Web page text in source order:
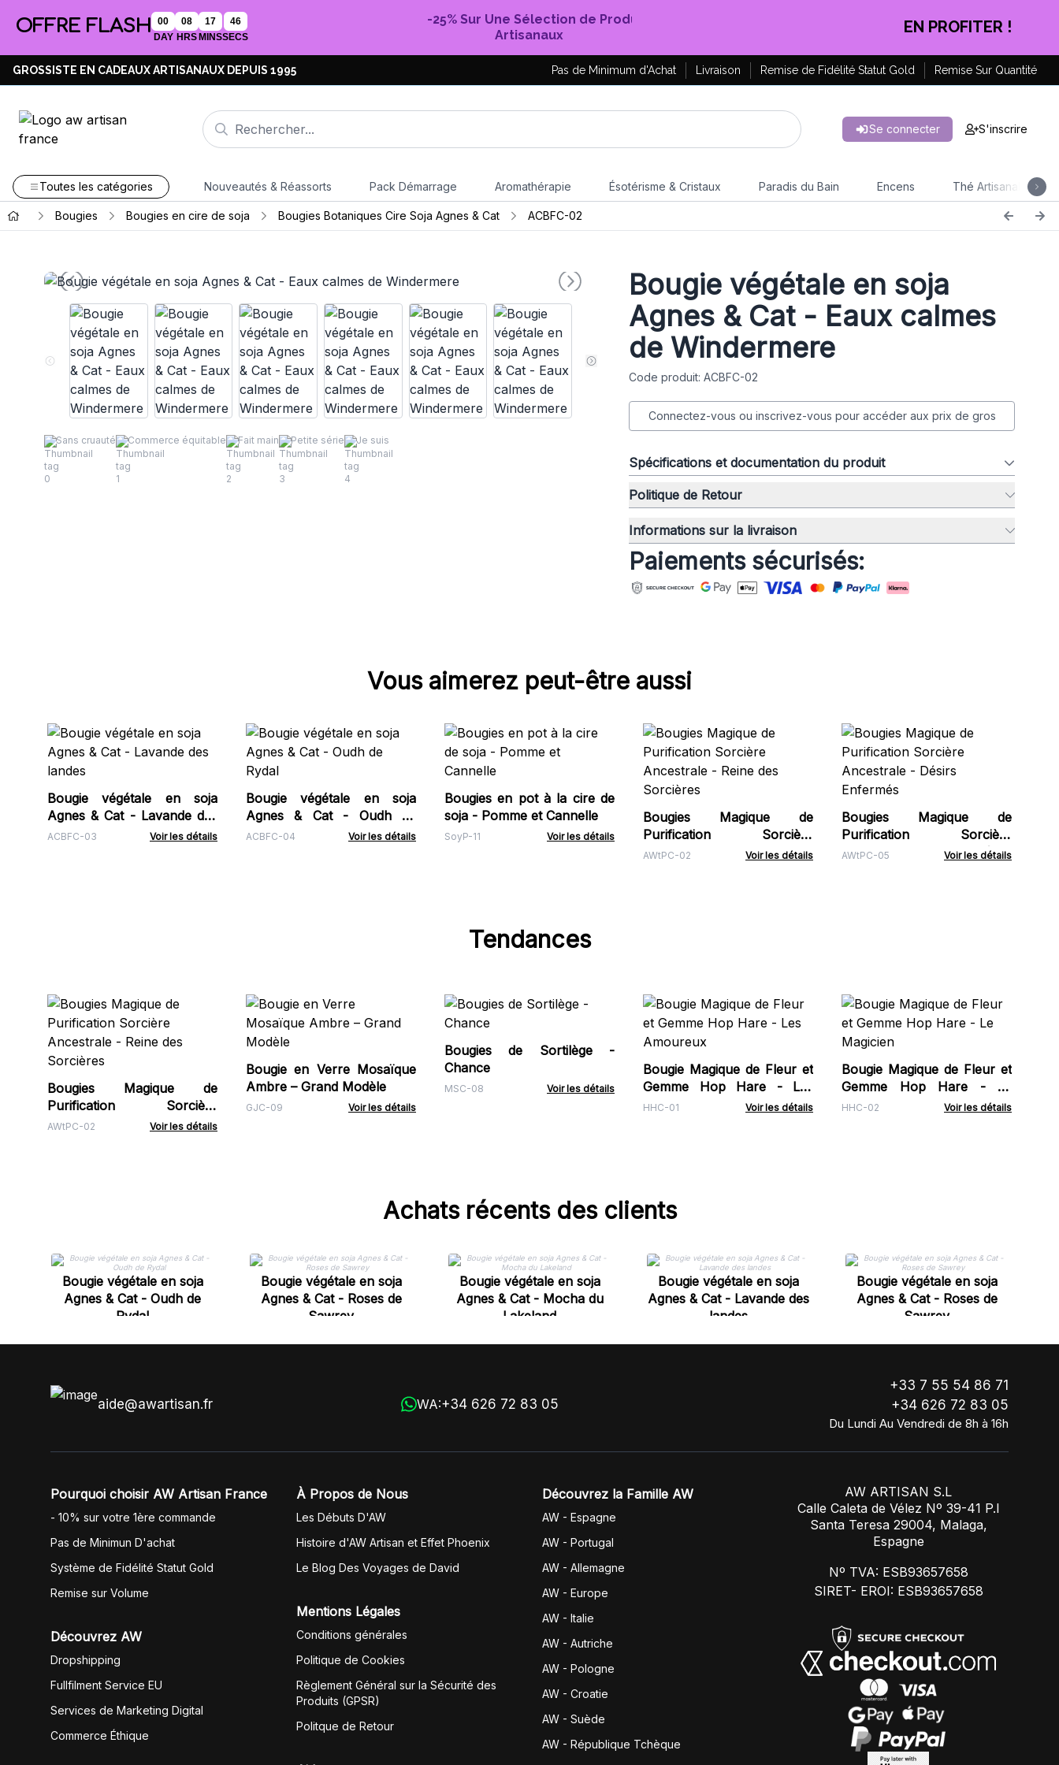
OFFRE FLASH
00
DAY
08
HRS
17
MINS
45
SECS
-25% Sur Une Sélection de Produits
Artisanaux
CLIQUEZ ICI
GROSSISTE EN CADEAUX ARTISANAUX DEPUIS 1995 Pas de Minimum d'Achat Livraison Remise de Fidélité Statut Gold Remise Sur Quantité
Se connecter S'inscrire
Toutes les catégories Nouveautés & Réassorts Pack Démarrage Aromathérapie Ésotérisme & Cristaux Paradis du Bain Encens Thé Artisanal
Bougies Bougies en cire de soja Bougies Botaniques Cire Soja Agnes & Cat ACBFC-02
Sans cruauté Commerce équitable Fait main Petite série Je suis
Bougie végétale en soja
Agnes & Cat - Eaux calmes
de Windermere
Code produit: ACBFC-02
Connectez-vous ou inscrivez-vous pour accéder aux prix de gros
Spécifications et documentation du produit
Politique de Retour
Informations sur la livraison
Paiements sécurisés:
Vous aimerez peut-être aussi
Bougie végétale en soja
Agnes & Cat - Lavande des
landes
ACBFC-03 Voir les détails
Bougie végétale en soja
Agnes & Cat - Oudh de
Rydal
ACBFC-04 Voir les détails
Bougies en pot à la cire de
soja - Pomme et Cannelle
SoyP-11 Voir les détails
Bougies Magique de
Purification Sorcière
Ancestrale - Reine des
AWtPC-02 Voir les détails
Bougies Magique de
Purification Sorcière
Ancestrale - Désirs
AWtPC-05 Voir les détails
Tendances
Bougies Magique de
Purification Sorcière
Ancestrale - Reine des
AWtPC-02 Voir les détails
Bougie en Verre Mosaïque
Ambre – Grand Modèle
GJC-09 Voir les détails
Bougies de Sortilège -
Chance
MSC-08 Voir les détails
Bougie Magique de Fleur et
Gemme Hop Hare - Les
Amoureux
HHC-01 Voir les détails
Bougie Magique de Fleur et
Gemme Hop Hare - Le
Magicien
HHC-02 Voir les détails
Achats récents des clients
Bougie végétale en soja
Agnes & Cat - Oudh de
Rydal
Bougie végétale en soja
Agnes & Cat - Roses de
Sawrey
Bougie végétale en soja
Agnes & Cat - Mocha du
Lakeland
Bougie végétale en soja
Agnes & Cat - Lavande des
landes
Bougie végétale en soja
Agnes & Cat - Roses de
Sawrey
aide@awartisan.fr WA:+34 626 72 83 05
+33 7 55 54 86 71
+34 626 72 83 05
Du Lundi Au Vendredi de 8h à 16h
Pourquoi choisir AW Artisan France
- 10% sur votre 1ère commande
Pas de Minimun D'achat
Système de Fidélité Statut Gold
Remise sur Volume
Découvrez AW
Dropshipping
Fullfilment Service EU
Services de Marketing Digital
Commerce Éthique
À Propos de Nous
Les Débuts D'AW
Histoire d'AW Artisan et Effet Phoenix
Le Blog Des Voyages de David
Mentions Légales
Conditions générales
Politique de Cookies
Règlement Général sur la Sécurité des
Produits (GPSR)
Politque de Retour
Découvrez la Famille AW
AW - Espagne
AW - Portugal
AW - Allemagne
AW - Europe
AW - Italie
AW - Autriche
AW - Pologne
AW - Croatie
AW - Suède
AW - République Tchèque
AW ARTISAN S.L
Calle Caleta de Vélez Nº 39-41 P.I
Santa Teresa 29004, Malaga,
Espagne
Nº TVA: ESB93657658
SIRET- EROI: ESB93657658